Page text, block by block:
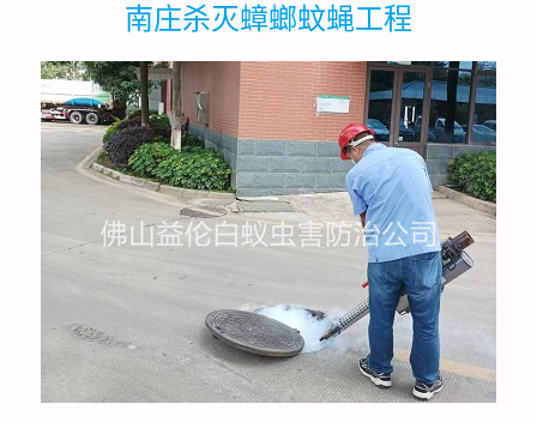
南庄杀灭蟑螂蚊蝇工程